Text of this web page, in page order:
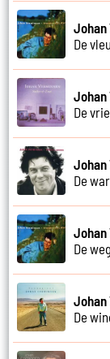
Johan
De
Johan
De
Johan
De
Johan
De weg
Johan
De